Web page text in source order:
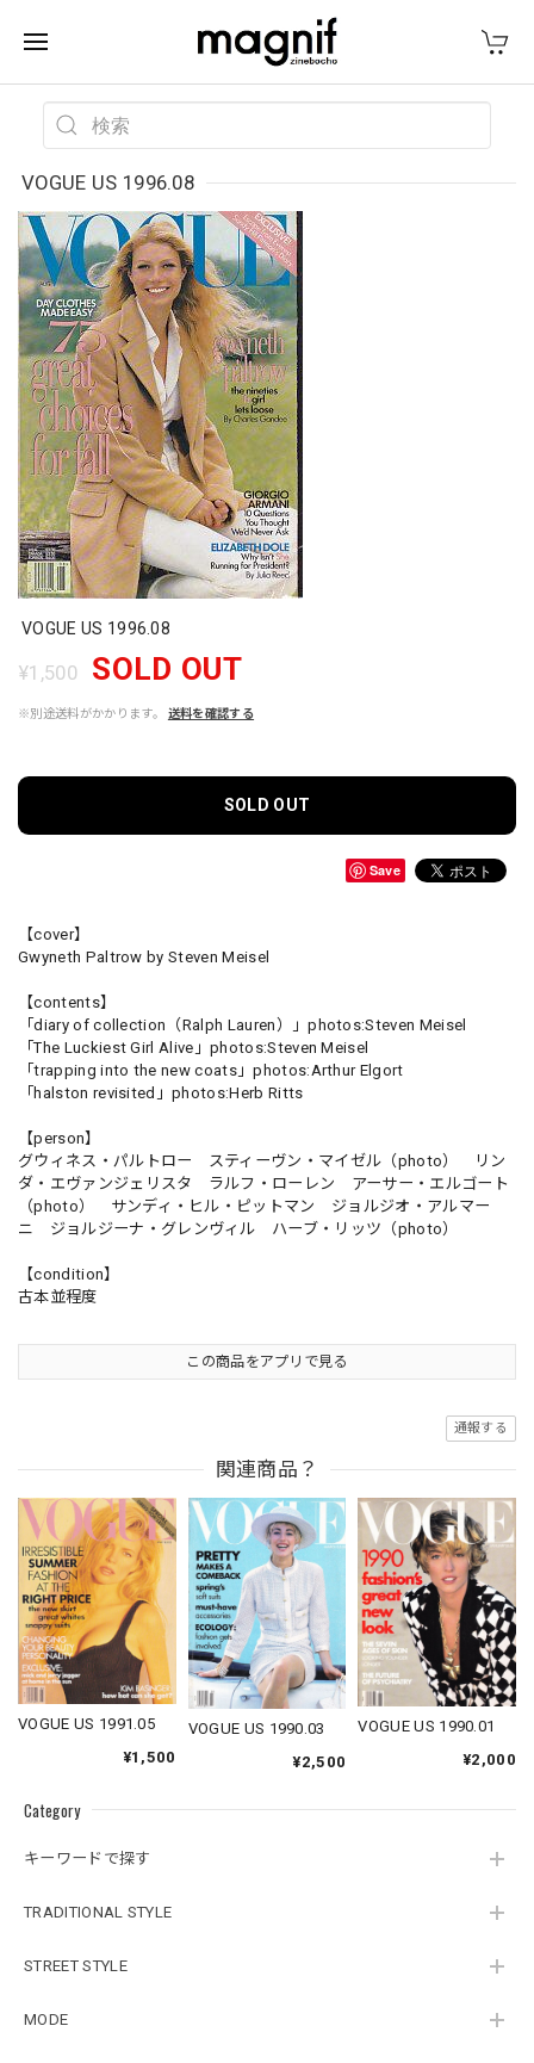
Category
キーワードで探す
TRADITIONAL STYLE
STREET STYLE
MODE
VOGUE US 1996.08
VOGUE US 1996.08
¥1,500 SOLD OUT
※別途送料がかかります。 送料を確認する
SOLD OUT
Save
【cover】
Gwyneth Paltrow by Steven Meisel
【contents】
「diary of collection（Ralph Lauren）」photos:Steven Meisel
「The Luckiest Girl Alive」photos:Steven Meisel
「trapping into the new coats」photos:Arthur Elgort
「halston revisited」photos:Herb Ritts
【person】
グウィネス・パルトロー スティーヴン・マイゼル（photo） リン
ダ・エヴァンジェリスタ ラルフ・ローレン アーサー・エルゴート
（photo） サンディ・ヒル・ピットマン ジョルジオ・アルマー
ニ ジョルジーナ・グレンヴィル ハーブ・リッツ（photo）
【condition】
古本並程度
この商品をアプリで見る
通報する
関連商品？
VOGUE US 1991.05
¥1,500
VOGUE US 1990.03
¥2,500
VOGUE US 1990.01
¥2,000